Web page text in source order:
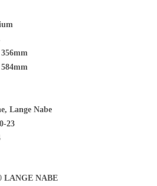
Lange Nabe
23
LANGE NABE